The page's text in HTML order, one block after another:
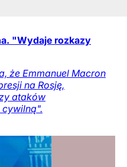
"Wydaje rozkazy
że Emmanuel Macron
na Rosję,
ataków